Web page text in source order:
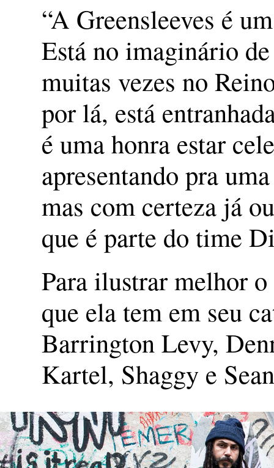
“A Greensleeves é
Está no imaginário
muitas vezes no
por lá, está
é uma honra estar
apresentando pra
mas com certeza já
que é parte do time
Para ilustrar melhor
que ela tem em seu
Barrington Levy,
Kartel, Shaggy e